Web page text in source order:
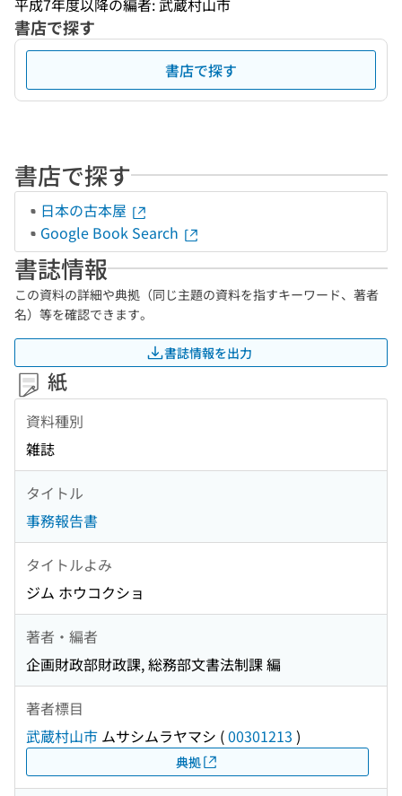
平成7年度以降の編者: 武蔵村山市
書店で探す
書店で探す
書店で探す
日本の古本屋
Google Book Search
書誌情報
この資料の詳細や典拠（同じ主題の資料を指すキーワード、著者
名）等を確認できます。
書誌情報を出力
紙
資料種別
雑誌
タイトル
事務報告書
タイトルよみ
ジム ホウコクショ
著者・編者
企画財政部財政課, 総務部文書法制課 編
著者標目
武蔵村山市 ムサシムラヤマシ (00301213 )
典拠